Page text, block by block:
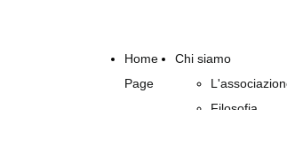
Home
Page
Chi siamo
Filosofia